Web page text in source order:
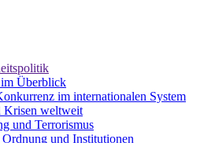
Überblick
im internationalen System
weltweit
und Terrorismus
und Institutionen